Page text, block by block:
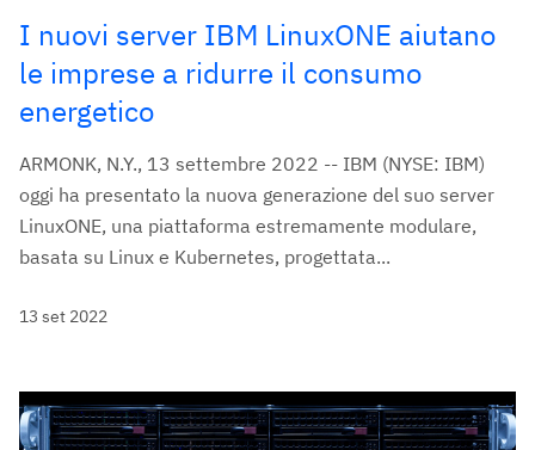
I nuovi server IBM LinuxONE aiutano
le imprese a ridurre il consumo
energetico
ARMONK, N.Y., 13 settembre 2022 -- IBM (NYSE: IBM)
oggi ha presentato la nuova generazione del suo server
LinuxONE, una piattaforma estremamente modulare,
basata su Linux e Kubernetes, progettata...
13 set 2022